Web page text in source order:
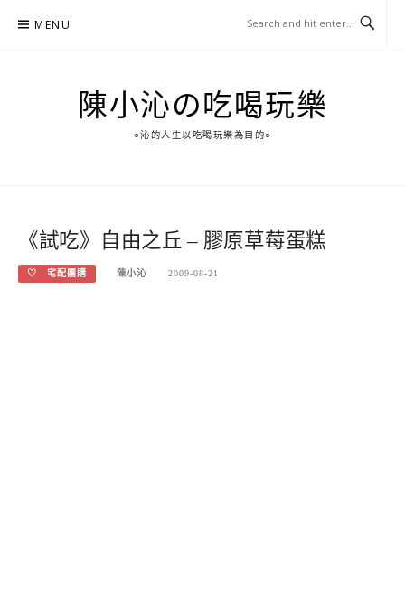
MENU
陳小沁の吃喝玩樂
○沁的人生以吃喝玩樂為目的○
《試吃》自由之丘 – 膠原草莓蛋糕
♡ 宅配團購 陳小沁 2009-08-21